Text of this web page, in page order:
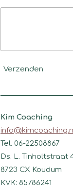
Verzenden
Kim Coaching
Tel. 06-22508867
Ds. L. Tinholtstraat
8723 CX Koudum
KVK: 85786241